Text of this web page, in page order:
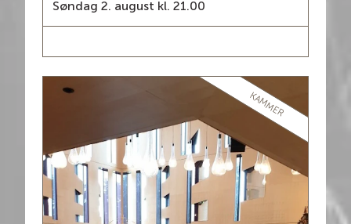
Søndag 2. august kl. 21.00
KAMMER